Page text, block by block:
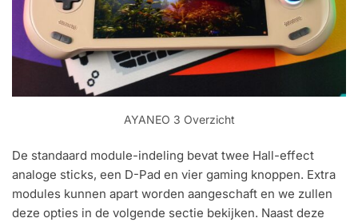
AYANEO 3 Overzicht
De standaard module-indeling bevat twee Hall-effect
analoge sticks, een D-Pad en vier gaming knoppen. Extra
modules kunnen apart worden aangeschaft en we zullen
deze opties in de volgende sectie bekijken. Naast deze